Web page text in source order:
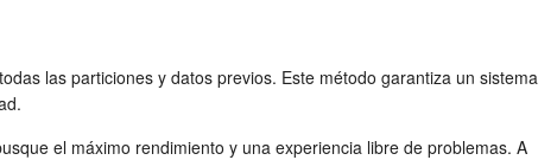
las particiones y datos previos. Este método garantiza un sistema
el máximo rendimiento y una experiencia libre de problemas. A